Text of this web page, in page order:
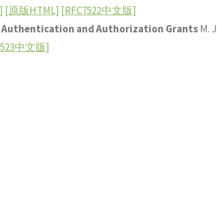
[原版HTML] [RFC7522中文版]
Authentication and Authorization GrantsM.
中文版]